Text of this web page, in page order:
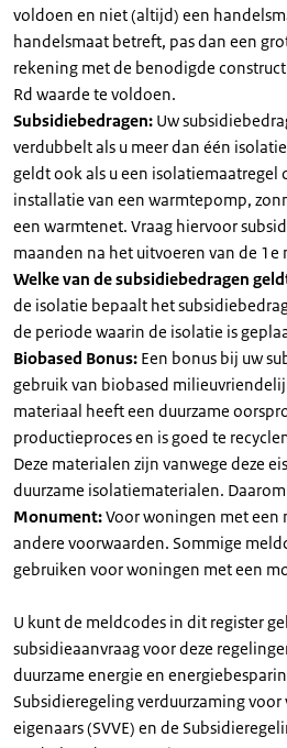
voldoen en niet (altijd) een
handelsmaat betreft, pas dan een
rekening met de benodigde
Rd waarde te voldoen.
Subsidiebedragen: Uw
verdubbelt als u meer dan één
geldt ook als u een isolatiemaatregel
installatie van een warmtepomp,
een warmtenet. Vraag hiervoor
maanden na het uitvoeren van de 1e
Welke van de subsidiebedragen
de isolatie bepaalt het
de periode waarin de isolatie is
Biobased Bonus: Een bonus bij uw
gebruik van biobased
materiaal heeft een duurzame
productieproces en is goed te
Deze materialen zijn vanwege deze
duurzame isolatiematerialen.
Monument:Voor woningen met een
andere voorwaarden. Sommige
gebruiken voor woningen met een
U kunt de meldcodes in dit register
subsidieaanvraag voor deze
duurzame energie en
Subsidieregeling verduurzaming
eigenaars (SVVE) en de